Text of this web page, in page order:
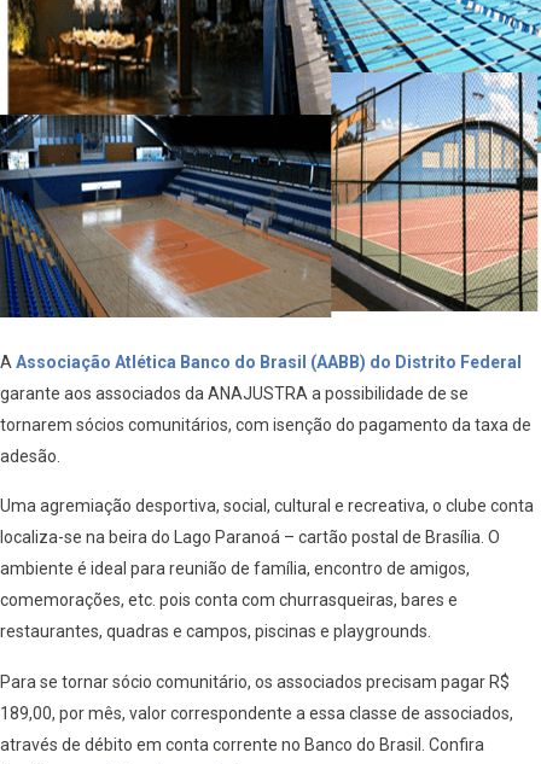
A Associação Atlética Banco do Brasil (AABB) do Distrito Federal
garante aos associados da ANAJUSTRA a possibilidade de se
tornarem sócios comunitários, com isenção do pagamento da taxa de
adesão.
Uma agremiação desportiva, social, cultural e recreativa, o clube conta
localiza-se na beira do Lago Paranoá – cartão postal de Brasília. O
ambiente é ideal para reunião de família, encontro de amigos,
comemorações, etc. pois conta com churrasqueiras, bares e
restaurantes, quadras e campos, piscinas e playgrounds.
Para se tornar sócio comunitário, os associados precisam pagar R$
189,00, por mês, valor correspondente a essa classe de associados,
através de débito em conta corrente no Banco do Brasil. Confira